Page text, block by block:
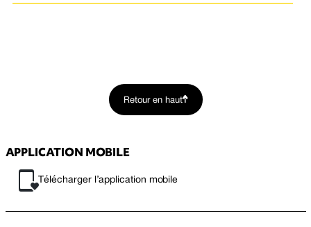
Retour en haut
APPLICATION MOBILE
Télécharger l’application mobile